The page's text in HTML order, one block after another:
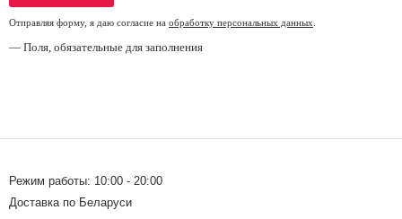
Отправляя форму, я даю согласие на обработку персональных данных
— Поля, обязательные для заполнения
Режим работы: 10:00 - 20:00
Доставка по Беларуси